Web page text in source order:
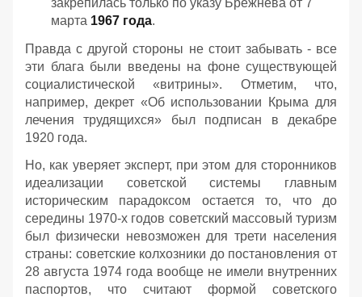
закрепилась только по указу Брежнева от 7
марта 1967 года.
Правда с другой стороны не стоит забывать - все
эти блага были введены на фоне существующей
социалистической «витрины». Отметим, что,
например, декрет «Об использовании Крыма для
лечения трудящихся» был подписан в декабре
1920 года.
Но, как уверяет эксперт, при этом для сторонников
идеализации советской системы главным
историческим парадоксом остается то, что до
середины 1970-х годов советский массовый туризм
был физически невозможен для трети населения
страны: советские колхозники до постановления от
28 августа 1974 года вообще не имели внутренних
паспортов, что считают формой советского